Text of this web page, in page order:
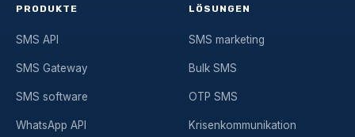
PRODUKTE
SMS API
SMS Gateway
SMS software
WhatsApp API
LÖSUNGEN
SMS marketing
Bulk SMS
OTP SMS
Krisenkommunikation